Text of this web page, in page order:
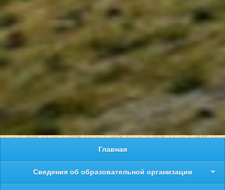
Главная
Сведения об образовательной организации